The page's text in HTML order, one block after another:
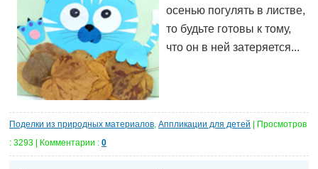
осенью погулять в листве,
то будьте готовы к тому,
что он в ней затеряется...
Поделки из природных материалов, Аппликации для детей | Просмотров
: 3293 | Комментарии : 0